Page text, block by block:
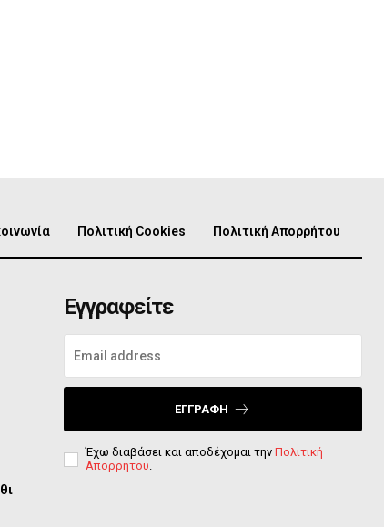
Πολιτική Cookies Πολιτική Απορρήτου
Εγγραφείτε
ΕΓΓΡΑΦΉ
Έχω διαβάσει και αποδέχομαι την Πολιτική
Απορρήτου.